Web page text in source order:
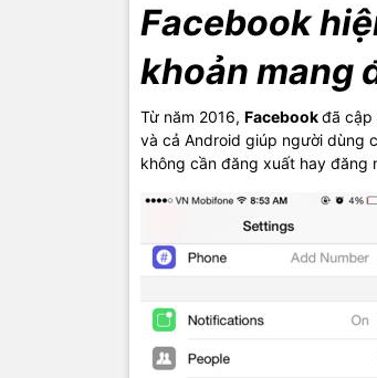
Facebook
khoản mang
Từ năm 2016, Facebookđã cập
và cả Android giúp người dùng
không cần đăng xuất hay đăng